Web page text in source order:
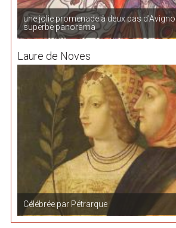
une jolie promenade à deux pas
superbe panorama
Laure de Noves
Célébrée par Pétrarque